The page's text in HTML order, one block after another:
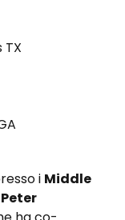
TX
i Middle
Peter